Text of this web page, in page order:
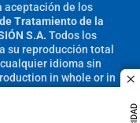
aceptación de los
Tratamiento de la
S.A. Todos los
su reproducción total
idioma sin
in whole or in